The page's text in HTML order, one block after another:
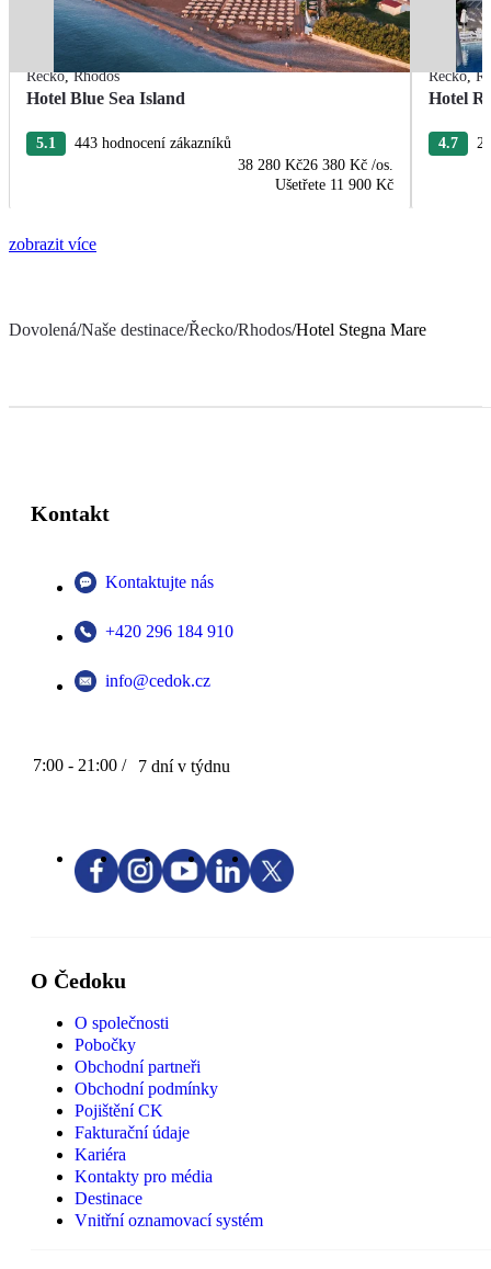
Řecko,Rhodos
Hotel Blue Sea Island
5.1
443 hodnocení zákazníků
38 280 Kč26 380 Kč /os.
Ušetřete 11 900 Kč
Řecko,
Hotel
4.7
zobrazit více
Dovolená/Naše destinace/Řecko/Rhodos/Hotel Stegna Mare
Kontakt
Kontaktujte nás
+420 296 184 910
info@cedok.cz
7:00 - 21:00 / 7 dní v týdnu
O Čedoku
O společnosti
Pobočky
Obchodní partneři
Obchodní podmínky
Pojištění CK
Fakturační údaje
Kariéra
Kontakty pro média
Destinace
Vnitřní oznamovací systém